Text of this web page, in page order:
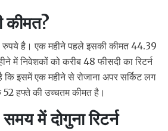
कीमत?
है। एक महीने पहले इसकी कीमत 44.39
में निवेशकों को करीब 48 फीसदी का रिटर्न
है कि इसमें एक महीने से रोजाना अपर सर्किट लग
हफ्ते की उच्चतम कीमत है।
में दोगुना रिटर्न